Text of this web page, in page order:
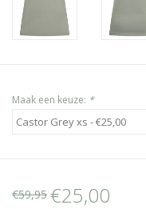
Maak een keuze: *
€59,95 €25,00